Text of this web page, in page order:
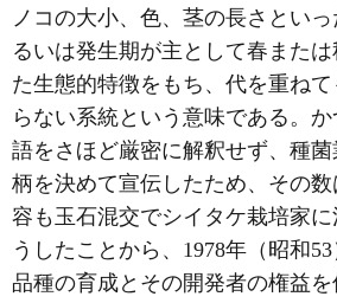
ノコの大小、色、茎の長さとい
るいは発生期が主として春また
た生態的特徴をもち、代を重ね
らない系統という意味である。
語をさほど厳密に解釈せず、種
柄を決めて宣伝したため、その
容も玉石混交でシイタケ栽培家
うしたことから、1978年（昭和
品種の育成とその開発者の権益